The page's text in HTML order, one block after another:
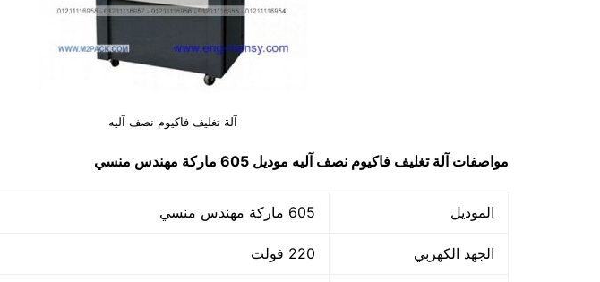
آلة تغليف فاكيوم نصف آليه
مواصفات آلة تغليف فاكيوم نصف آليه موديل 605 ماركة مهندس منسي
الموديل 605 ماركة مهندس منسي
الجهد الكهربي 220 فولت